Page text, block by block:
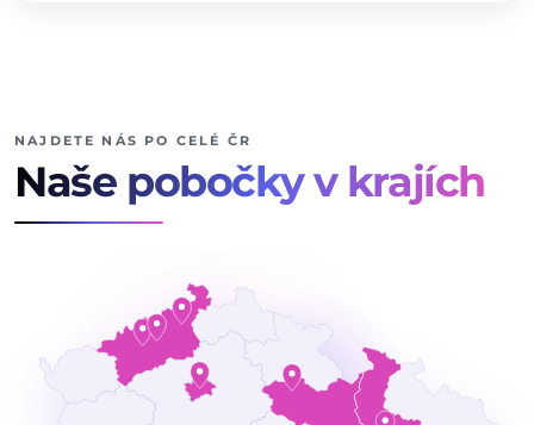
NAJDETE NÁS PO CELÉ ČR
Naše pobočky v krajích